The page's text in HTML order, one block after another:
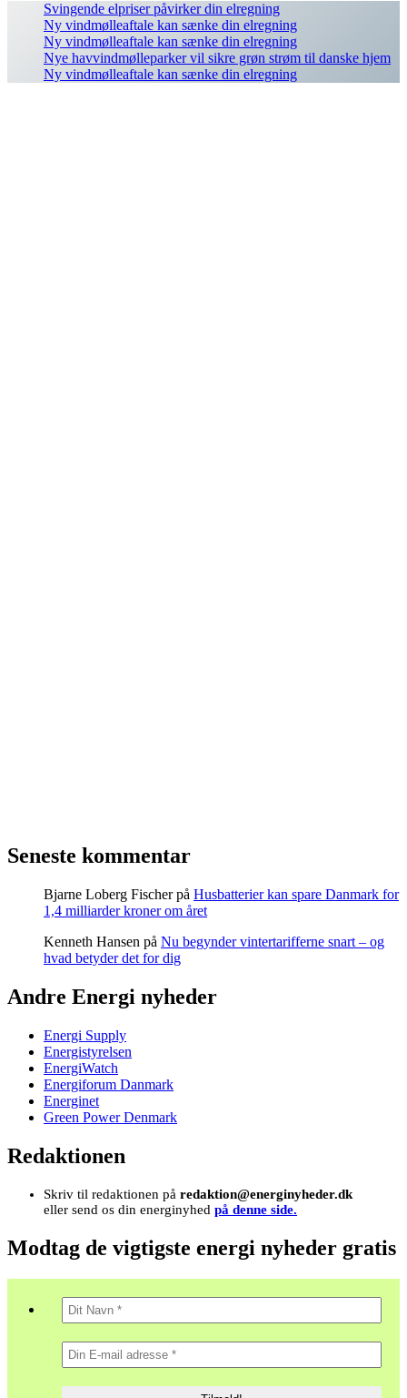
Svingende elpriser påvirker din elregning
Ny vindmølleaftale kan sænke din elregning
Ny vindmølleaftale kan sænke din elregning
Nye havvindmølleparker vil sikre grøn strøm til danske hjem
Ny vindmølleaftale kan sænke din elregning
Seneste kommentar
Bjarne Loberg Fischerpå Husbatterier kan spare Danmark for
1,4 milliarder kroner om året
Kenneth Hansen på Nu begynder vintertarifferne snart – og
hvad betyder det for dig
Andre Energi nyheder
Energi Supply
Energistyrelsen
EnergiWatch
Energiforum Danmark
Energinet
Green Power Denmark
Redaktionen
Skriv til redaktionen på redaktion@energinyheder.dk
eller send os din energinyhed på denne side.
Modtag de vigtigste energi nyheder gratis